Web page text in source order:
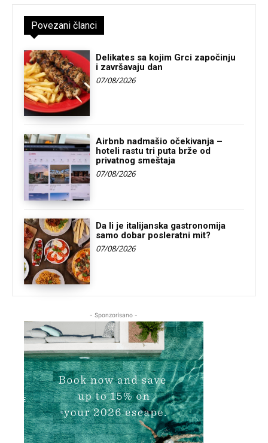
Povezani članci
Delikates sa kojim Grci započinju
i završavaju dan
07/08/2026
Airbnb nadmašio očekivanja –
hoteli rastu tri puta brže od
privatnog smeštaja
07/08/2026
Da li je italijanska gastronomija
samo dobar posleratni mit?
07/08/2026
- Sponzorisano -